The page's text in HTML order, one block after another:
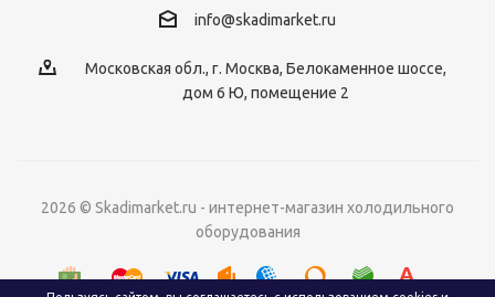
info@skadimarket.ru
Московская обл., г. Москва, Белокаменное шоссе,
дом 6 Ю, помещение 2
2026 © Skadimarket.ru - интернет-магазин холодильного
оборудования